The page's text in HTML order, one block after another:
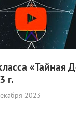
«Тайная
г.
2023